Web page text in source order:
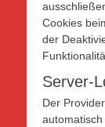
Cookies
der
Server-
Der